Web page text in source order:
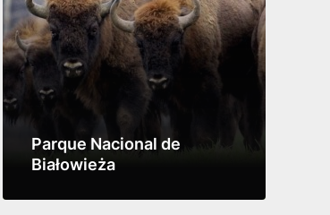
Parque Nacional de
Białowieża
Ver mais